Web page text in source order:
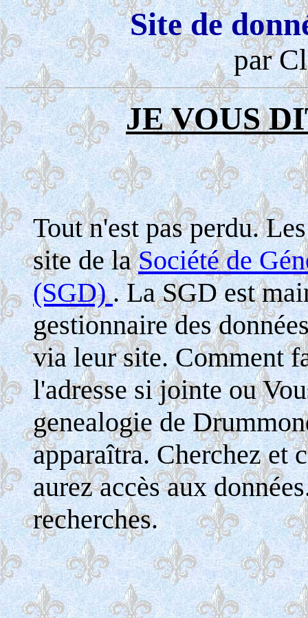
Site de
par
JE VOUS
Tout n'est pas perdu.
site de laSociété de
(SGD). La SGD est
gestionnaire des
via leur site. Comment
l'adresse si jointe ou
genealogie de
apparaîtra. Cherchez et
aurez accès aux
recherches.